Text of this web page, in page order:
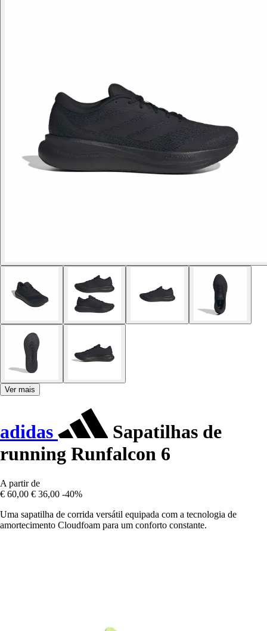
Ver mais
adidas
Sapatilhas de
running Runfalcon 6
A partir de
€ 60,00 € 36,00 -40%
Uma sapatilha de corrida versátil equipada com a tecnologia de
amortecimento Cloudfoam para um conforto constante.